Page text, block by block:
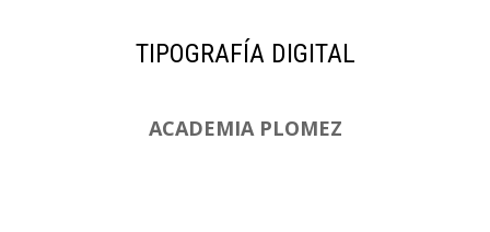
TIPOGRAFÍA DIGITAL
ACADEMIA PLOMEZ